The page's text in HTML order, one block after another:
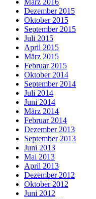
Dezember 2015
Oktober 2015
September 2015
Juli 2015
April 2015
März 2015
Februar 2015
Oktober 2014
September 2014
Juli 2014
Juni 2014
März 2014
Februar 2014
Dezember 2013
September 2013
Juni 2013
Mai 2013
April 2013
Dezember 2012
Oktober 2012
Juni 2012